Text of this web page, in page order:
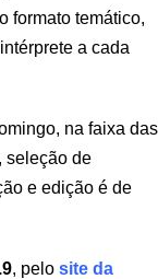
formato temático,
a cada
na faixa das
seleção de
e edição é de
, pelo site da